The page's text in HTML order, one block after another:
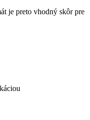
je preto vhodný skôr pre